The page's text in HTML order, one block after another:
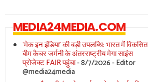
MEDIA24MEDIA.COM
‘मेक इन इंडिया’ की बड़ी उपलब्धि: भारत में विकसित
बीम कैचर जर्मनी के अंतरराष्ट्रीय मेगा साइंस
प्रोजेक्ट FAIR पहुंचा- 8/7/2026- Editor
@media24media